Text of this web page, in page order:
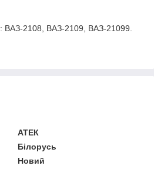
ВАЗ-2108, ВАЗ-2109, ВАЗ-21099.
АТЕК
Білорусь
Новий